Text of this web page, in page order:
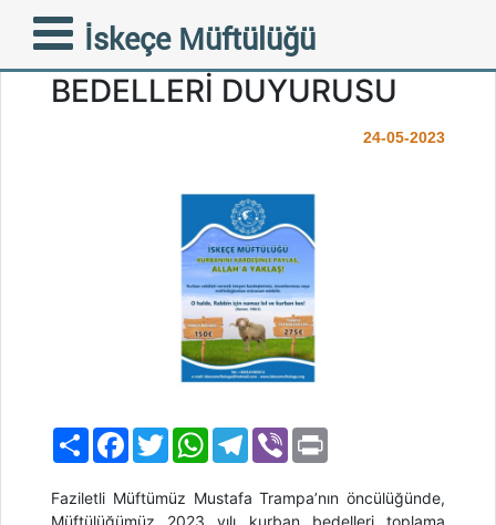
İskeçe Müftülüğü
İSKEÇE MÜFTÜLÜĞÜ
2023 YILI KURBAN
BEDELLERİ DUYURUSU
24-05-2023
PaylaşFacebook
TwitterWhatsAppTelegram
Viber
Faziletli Müftümüz Mustafa Trampa’nın öncülüğünde,
Müftülüğümüz 2023 yılı kurban bedelleri toplama